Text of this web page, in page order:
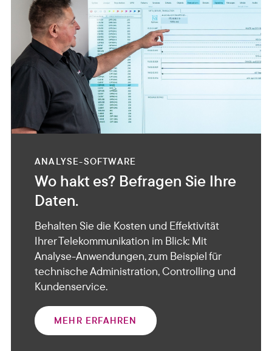
ANALYSE-SOFTWARE
Wo hakt es? Befragen Sie Ihre
Daten.
Behalten Sie die Kosten und Effektivität
Ihrer Telekommunikation im Blick: Mit
Analyse-Anwendungen, zum Beispiel für
technische Administration, Controlling und
Kundenservice.
MEHR ERFAHREN